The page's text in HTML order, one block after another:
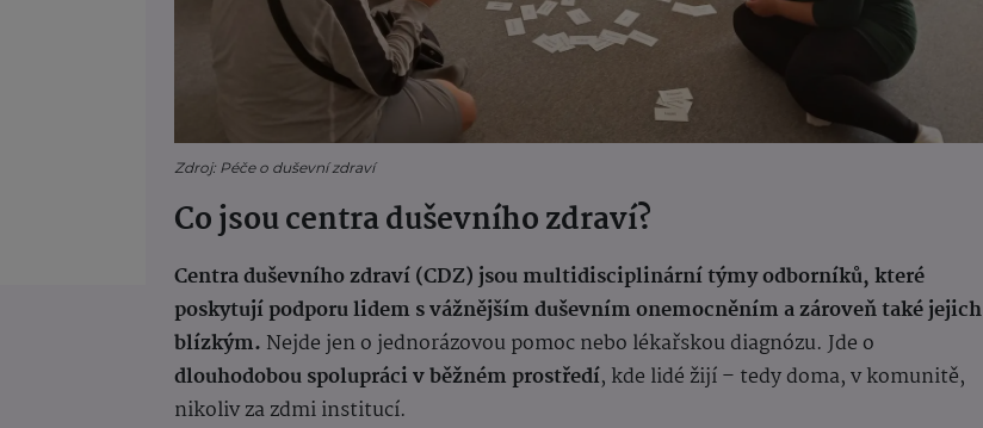
Zdroj: Péče o duševní zdraví
Co jsou centra duševního zdraví?
Centra duševního zdraví (CDZ) jsou multidisciplinární týmy odborníků, které
poskytují podporu lidem s vážnějším duševním onemocněním a zároveň také jejich
blízkým. Nejde jen o jednorázovou pomoc nebo lékařskou diagnózu. Jde o
dlouhodobou spolupráci v běžném prostředí, kde lidé žijí – tedy doma, v komunitě,
nikoliv za zdmi institucí.